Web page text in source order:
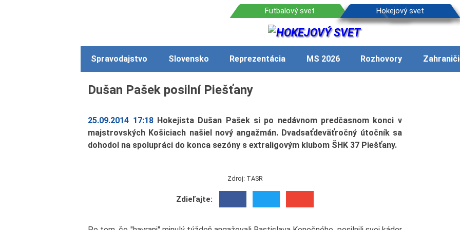
Spravodajstvo Slovensko Reprezentácia MS 2026 Rozhovory
Dušan Pašek posilní Piešťany
25.09.2014 17:18 Hokejista Dušan Pašek si po nedávnom predčasnom konci v
majstrovských Košiciach našiel nový angažmán. Dvadsaťdeväťročný útočník sa
dohodol na spolupráci do konca sezóny s extraligovým klubom ŠHK 37 Piešťany.
Zdroj: TASR
Zdieľajte: